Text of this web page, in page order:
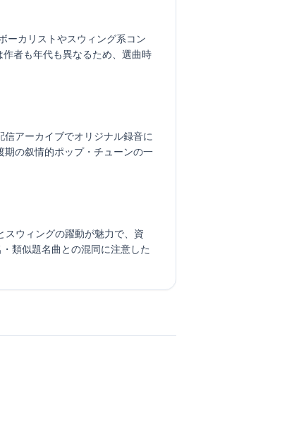
ーカリストやスウィング系コン
者も年代も異なるため、選曲時
アーカイブでオリジナル録音に
の叙情的ポップ・チューンの一
スウィングの躍動が魅力で、資
類似題名曲との混同に注意した